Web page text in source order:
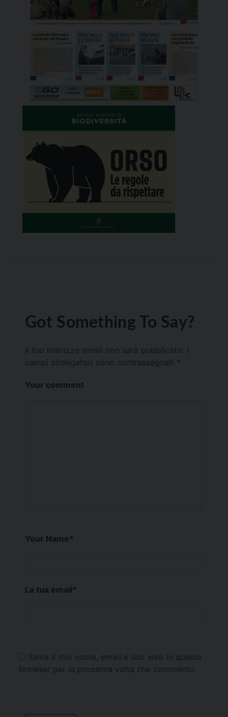
Got Something To Say?
Il tuo indirizzo email non sarà pubblicato.
campi obbligatori sono contrassegnati *
Your comment
Your Name*
La tua email*
Salva il mio nome, email e sito web in questo
browser per la prossima volta che commento.